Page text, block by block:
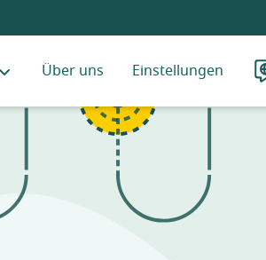
Über uns Einstellungen